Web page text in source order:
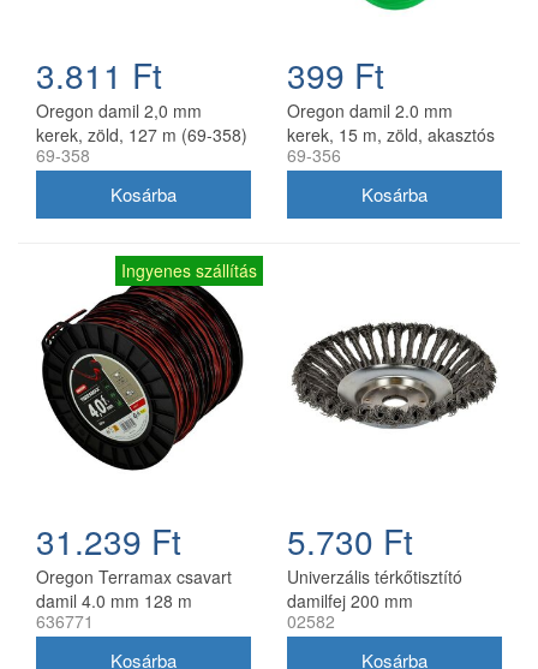
3.811 Ft
Oregon damil 2,0 mm
kerek, zöld, 127 m (69-358)
69-358
399 Ft
Oregon damil 2.0 mm
kerek, 15 m, zöld, akasztós
kiszerelés
69-356
Ingyenes szállítás
31.239 Ft
Oregon Terramax csavart
damil 4.0 mm 128 m
636771
5.730 Ft
Univerzális térkőtisztító
damilfej 200 mm
utángyártott, 25 mm belső
02582